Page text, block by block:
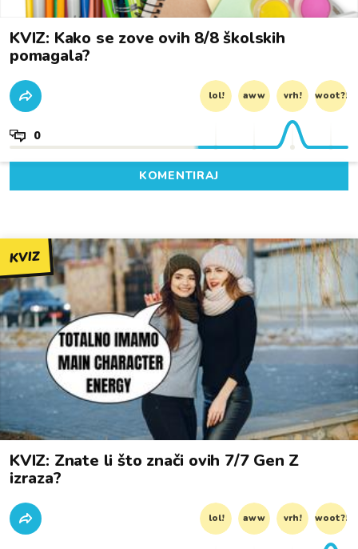
KVIZ: Kako se zove ovih 8/8 školskih
pomagala?
lol! aww vrh! woot?!
0
KOMENTIRAJ
KVIZ
KVIZ: Znate li što znači ovih 7/7 Gen Z
izraza?
lol! aww vrh! woot?!